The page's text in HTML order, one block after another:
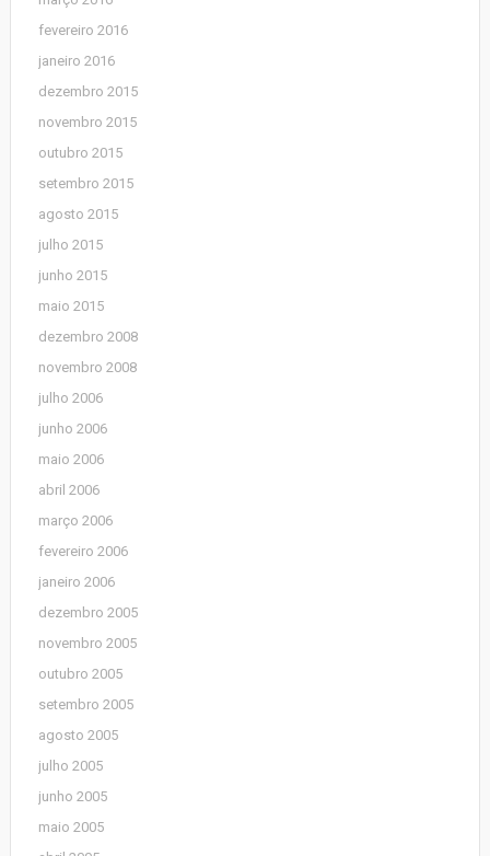
fevereiro 2016
janeiro 2016
dezembro 2015
novembro 2015
outubro 2015
setembro 2015
agosto 2015
julho 2015
junho 2015
maio 2015
dezembro 2008
novembro 2008
julho 2006
junho 2006
maio 2006
abril 2006
março 2006
fevereiro 2006
janeiro 2006
dezembro 2005
novembro 2005
outubro 2005
setembro 2005
agosto 2005
julho 2005
junho 2005
maio 2005